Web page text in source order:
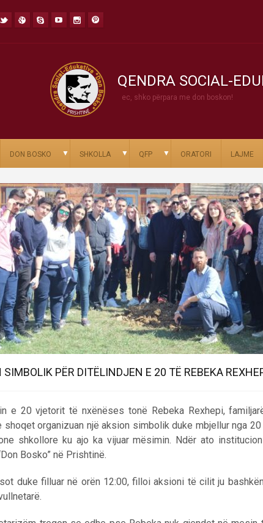
QENDRA SOCIAL-
ec, shko përpara me don boskon!
DON BOSKO ▼ SHKOLLA ▼ QFP ▼ ORATORI LAJME
SIMBOLIK PËR DITËLINDJEN E 20 TË REBEKA
e 20 vjetorit të nxënëses tonë Rebeka Rexhepi,
shoqet organizuan një aksion simbolik duke mbjellur nga
shkollore ku ajo ka vijuar mësimin. Ndër ato
Bosko” në Prishtinë.
duke filluar në orën 12:00, filloi aksioni të cilit ju